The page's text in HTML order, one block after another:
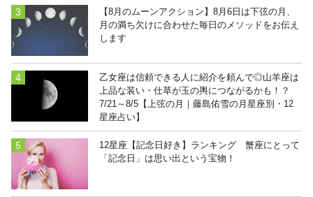
【8月のムーンアクション】8月6日は下弦の月、
月の満ち欠けに合わせた毎日のメソッドをお伝え
します
乙女座は信頼できる人に紹介を頼んで◎山羊座は
上品な装い・仕草が玉の輿につながるかも！？
7/21～8/5【上弦の月｜藤島佑雪の月星座別・12
星座占い】
12星座【記念日好き】ランキング 蟹座にとって
「記念日」は思い出という宝物！